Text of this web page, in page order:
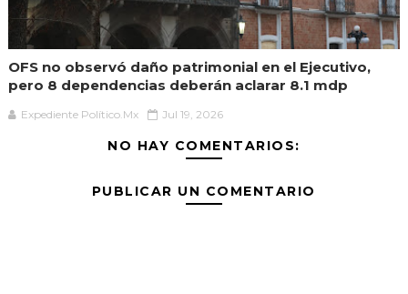
OFS no observó daño patrimonial en el Ejecutivo,
pero 8 dependencias deberán aclarar 8.1 mdp
Expediente Político.Mx Jul 19, 2026
NO HAY COMENTARIOS:
PUBLICAR UN COMENTARIO